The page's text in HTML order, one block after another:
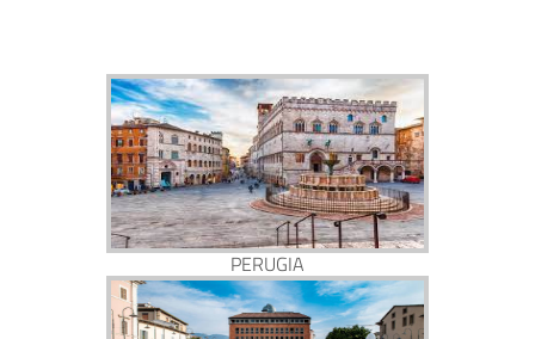
PERUGIA